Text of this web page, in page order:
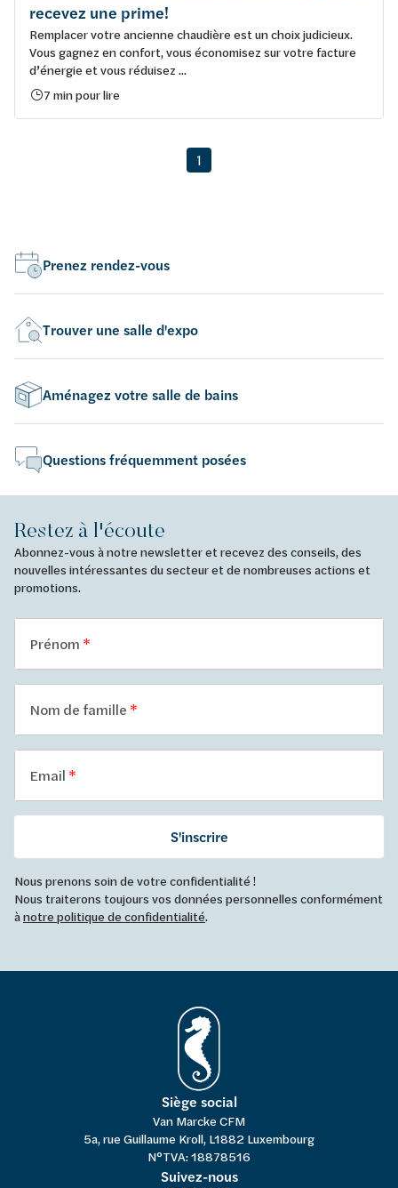
recevez une prime!
Remplacer votre ancienne chaudière est un choix judicieux.
Vous gagnez en confort, vous économisez sur votre facture
d’énergie et vous réduisez ...
7 min pour lire
1
Prenez rendez-vous
Trouver une salle d'expo
Aménagez votre salle de bains
Questions fréquemment posées
Restez à l'écoute
Abonnez-vous à notre newsletter et recevez des conseils, des
nouvelles intéressantes du secteur et de nombreuses actions et
promotions.
Prénom
Nom de famille
Email
S'inscrire
Nous prenons soin de votre confidentialité !
Nous traiterons toujours vos données personnelles conformément
ànotre politique de confidentialité.
Siège social
Van Marcke CFM
5a, rue Guillaume Kroll, L1882 Luxembourg
N°TVA: 18878516
Suivez-nous